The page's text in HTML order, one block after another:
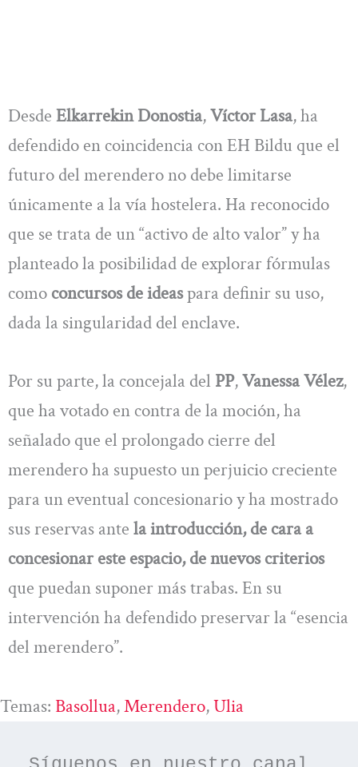
Desde Elkarrekin Donostia,Víctor Lasa, ha
defendido en coincidencia con EH Bildu que el
futuro del merendero no debe limitarse
únicamente a la vía hostelera. Ha reconocido
que se trata de un “activo de alto valor” y ha
planteado la posibilidad de explorar fórmulas
como concursos de ideaspara definir su uso,
dada la singularidad del enclave.
Por su parte, la concejala del PP,Vanessa Vélez,
que ha votado en contra de la moción, ha
señalado que el prolongado cierre del
merendero ha supuesto un perjuicio creciente
para un eventual concesionario y ha mostrado
sus reservas ante la introducción, de cara a
concesionar este espacio, de nuevos criterios
que puedan suponer más trabas. En su
intervención ha defendido preservar la “esencia
del merendero”.
Temas: Basollua, Merendero, Ulia